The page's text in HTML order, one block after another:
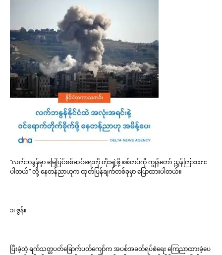
“လက်ဘနွန်မှာ မြေပြင်စစ်ဆင်ရေးကို တိုးချဲ့ဖို့ စစ်တပ်ကို ကျွန်တော် ညွှန်ကြားထား
ပါတယ်” လို့ နေတန်ညာဟုက ထုတ်ပြန်ချက်တစ်ခုမှာ ပြောထားပါတယ်။
၁၊ ဇွန်။
ပြီးခဲ့တဲ့ ရက်သတ္တပတ်ခြောက်ပတ်ကျော်က အပစ်အခတ်ရပ်စဲရေး ကြေညာထားခဲ့ပေ